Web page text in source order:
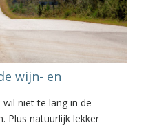
wijn- en
niet te lang in de
Plus natuurlijk lekker